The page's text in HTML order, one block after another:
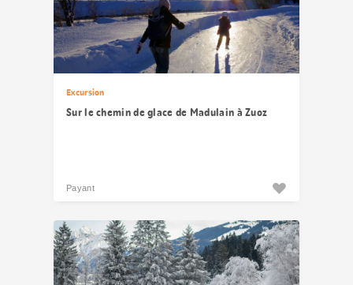
Excursion
Sur le chemin de glace de Madulain à Zuoz
Payant